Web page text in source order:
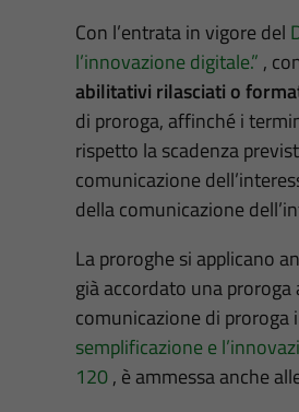
Con l’entrata in vigore del
l’innovazione digitale.” ,
abilitativi rilasciati o
di proroga, affinché i
rispetto la scadenza
comunicazione
della comunicazione
La proroghe si applicano
già accordato una proroga
comunicazione di
semplificazione e
120, è ammessa anche